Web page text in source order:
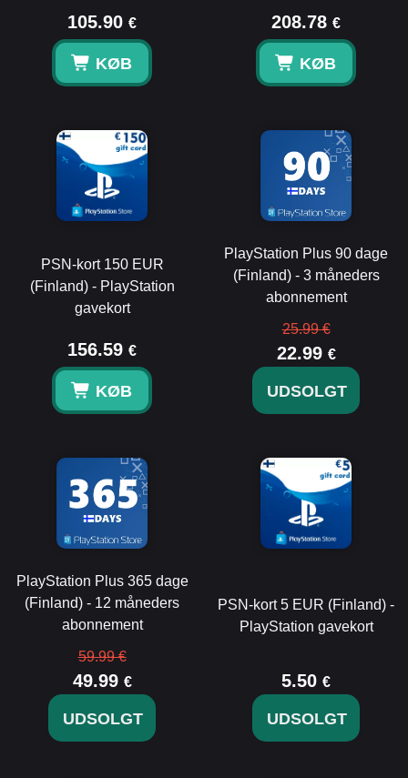
105.90 €
KØB
208.78 €
KØB
PSN-kort 150 EUR
(Finland) - PlayStation
gavekort
156.59 €
KØB
PlayStation Plus 90 dage
(Finland) - 3 måneders
abonnement
25.99 €
22.99 €
UDSOLGT
PlayStation Plus 365 dage
(Finland) - 12 måneders
abonnement
59.99 €
49.99 €
UDSOLGT
PSN-kort 5 EUR (Finland) -
PlayStation gavekort
5.50 €
UDSOLGT